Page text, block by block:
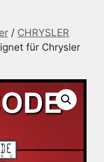
/ CHRYSLER
für Chrysler